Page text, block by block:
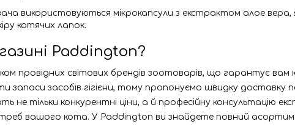
використовуються мікрокапсули з екстрактом алое
котячих лапок.
Paddington?
провідних світових брендів зоотоварів, що гарантує вам
засобів гігієни, тому пропонуємо швидку доставку
тільки конкурентні ціни, а й професійну консультацію
вашого кота. У Paddington ви знайдете повний